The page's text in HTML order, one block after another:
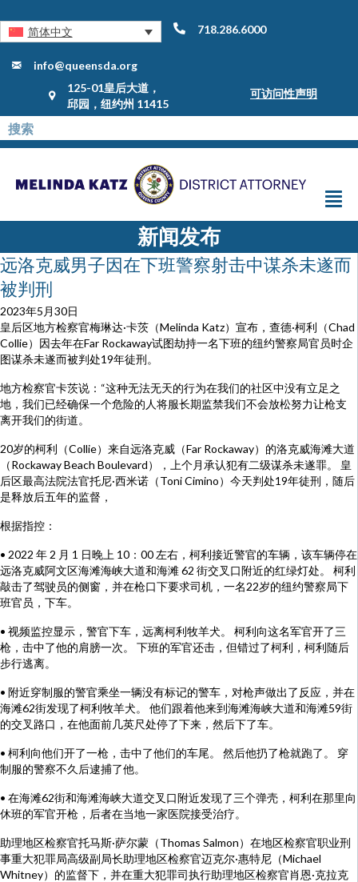
简体中文 718.286.6000
info@queensda.org
125-01皇后大道，
邱园，纽约州 11415
可访问性声明
新闻发布
远洛克威男子因在下班警察射击中谋杀未遂而
被判刑
2023年5月30日
皇后区地方检察官梅琳达·卡茨（Melinda Katz）宣布，查德·柯利（Chad
Collie）因去年在Far Rockaway试图劫持一名下班的纽约警察局官员时企
图谋杀未遂而被判处19年徒刑。
地方检察官卡茨说：“这种无法无天的行为在我们的社区中没有立足之
地，我们已经确保一个危险的人将服长期监禁我们不会放松努力让枪支
离开我们的街道。
20岁的柯利（Collie）来自远洛克威（Far Rockaway）的洛克威海滩大道
（Rockaway Beach Boulevard），上个月承认犯有二级谋杀未遂罪。 皇
后区最高法院法官托尼·西米诺（Toni Cimino）今天判处19年徒刑，随后
是释放后五年的监督，
根据指控：
• 2022 年 2 月 1 日晚上 10：00 左右，柯利接近警官的车辆，该车辆停在
远洛克威阿文区海滩海峡大道和海滩 62 街交叉口附近的红绿灯处。 柯利
敲击了驾驶员的侧窗，并在枪口下要求司机，一名22岁的纽约警察局下
班官员，下车。
• 视频监控显示，警官下车，远离柯利牧羊犬。 柯利向这名军官开了三
枪，击中了他的肩膀一次。 下班的军官还击，但错过了柯利，柯利随后
步行逃离。
• 附近穿制服的警官乘坐一辆没有标记的警车，对枪声做出了反应，并在
海滩62街发现了柯利牧羊犬。 他们跟着他来到海滩海峡大道和海滩59街
的交叉路口，在他面前几英尺处停了下来，然后下了车。
• 柯利向他们开了一枪，击中了他们的车尾。 然后他扔了枪就跑了。 穿
制服的警察不久后逮捕了他。
• 在海滩62街和海滩海峡大道交叉口附近发现了三个弹壳，柯利在那里向
休班的军官开枪，后者在当地一家医院接受治疗。
助理地区检察官托马斯·萨尔蒙（Thomas Salmon）在地区检察官职业刑
事重大犯罪局高级副局长助理地区检察官迈克尔·惠特尼（Michael
Whitney）的监督下，并在重大犯罪司执行助理地区检察官肖恩·克拉克